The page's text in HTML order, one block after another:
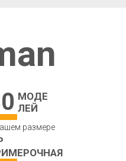
МОДЕ
ЛЕЙ
размере